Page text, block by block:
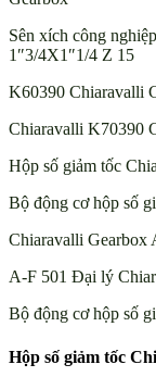
Sên xích công
1″3/4X1″1/4 Z 15
K60390 Chiaravalli
Chiaravalli K70390
Hộp số giảm tốc
Bộ động cơ hộp số
Chiaravalli
A-F 501 Đại lý
Bộ động cơ hộp số
Hộp số giảm tốc